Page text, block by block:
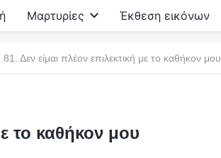
Μαρτυρίες Έκθεση εικόνων
81. Δεν είμαι πλέον επιλεκτική με το καθήκον μου
το καθήκον μου